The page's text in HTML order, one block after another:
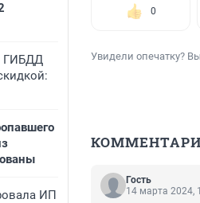
ГИБДД
ИП
0
Увидели опечатку?
Гость
14 марта 2024,